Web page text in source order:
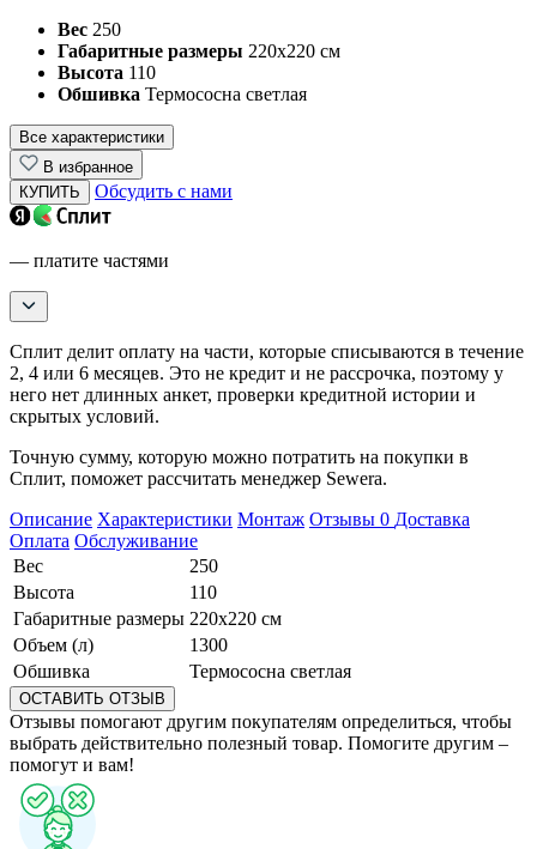
Вес 250
Габаритные размеры 220х220 см
Высота 110
Обшивка Термососна светлая
Все характеристики
В избранное
КУПИТЬ
Обсудить с нами
— платите частями
Сплит делит оплату на части, которые списываются в течение
2, 4 или 6 месяцев. Это не кредит и не рассрочка, поэтому у
него нет длинных анкет, проверки кредитной истории и
скрытых условий.
Точную сумму, которую можно потратить на покупки в
Сплит, поможет рассчитать менеджер Sewera.
Описание Характеристики Монтаж Отзывы 0 Доставка
Оплата Обслуживание
Вес
250
Высота
110
Габаритные размеры 220х220 см
Объем (л)
1300
Обшивка
Термососна светлая
ОСТАВИТЬ ОТЗЫВ
Отзывы помогают другим покупателям определиться, чтобы
выбрать действительно полезный товар. Помогите другим –
помогут и вам!